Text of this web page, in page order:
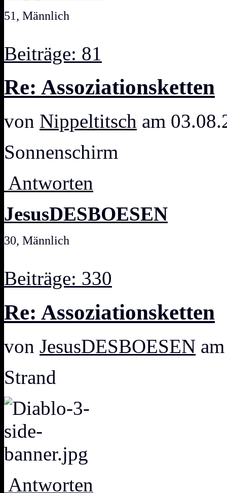
51, Männlich
Beiträge: 81
Re: Assoziationsketten
von Nippeltitsch am
Sonnenschirm
Antworten
JesusDESBOESEN
30, Männlich
Beiträge: 330
Re: Assoziationsketten
von JesusDESBOESEN
Strand
Antworten